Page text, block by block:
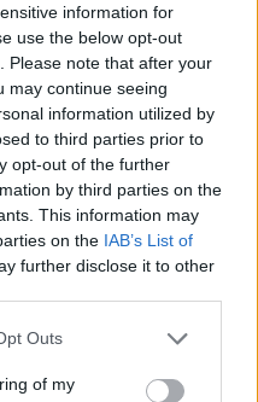
information for
use the below opt-out
Please note that after your
may continue seeing
information utilized by
to third parties prior to
opt-out of the further
by third parties on the
This information may
on the IAB’s List of
further disclose it to other
uses one or more Google
You may click to
Outs
of my